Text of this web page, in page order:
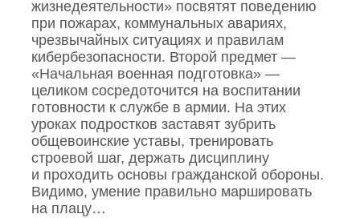
жизнедеятельности» посвятят поведению
при пожарах, коммунальных авариях,
чрезвычайных ситуациях и правилам
кибербезопасности. Второй предмет —
«Начальная военная подготовка» —
целиком сосредоточится на воспитании
готовности к службе в армии. На этих
уроках подростков заставят зубрить
общевоинские уставы, тренировать
строевой шаг, держать дисциплину
и проходить основы гражданской обороны.
Видимо, умение правильно маршировать
на плацу…